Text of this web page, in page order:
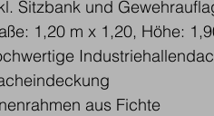
Sitzbank und
1,20 m x 1,20, Höhe:
aus Fichte